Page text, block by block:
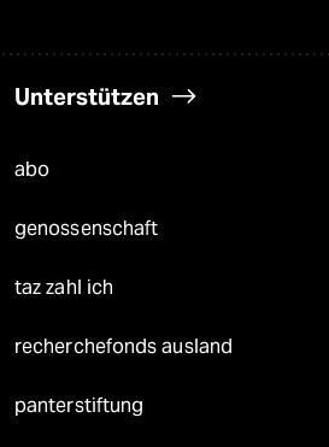
Unterstützen
abo
genossenschaft
taz zahl ich
recherchefonds ausland
panterstiftung